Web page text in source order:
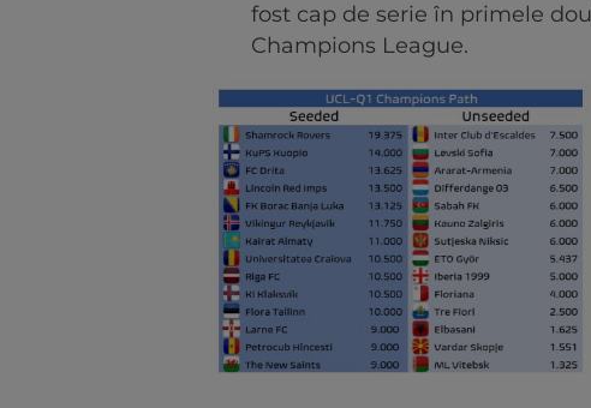
fost cap de serie în primele
Champions League.